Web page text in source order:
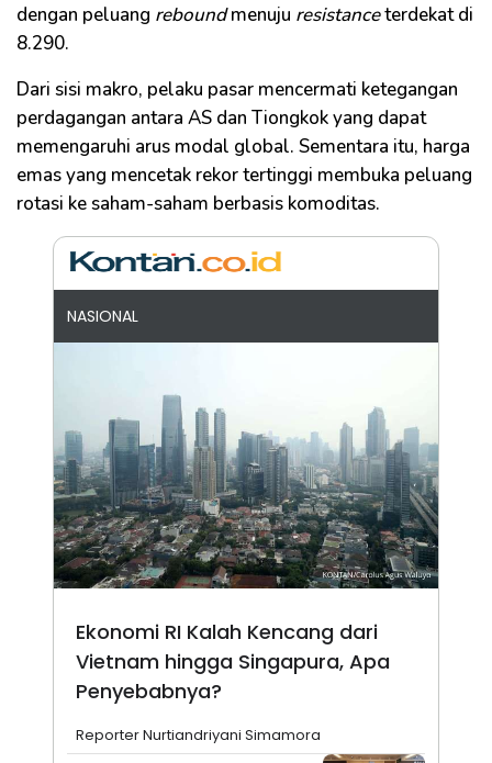
dengan peluang reboundmenuju resistanceterdekat di
8.290.
Dari sisi makro, pelaku pasar mencermati ketegangan
perdagangan antara AS dan Tiongkok yang dapat
memengaruhi arus modal global. Sementara itu, harga
emas yang mencetak rekor tertinggi membuka peluang
rotasi ke saham-saham berbasis komoditas.
NASIONAL
Ekonomi RI Kalah Kencang dari
Vietnam hingga Singapura, Apa
Penyebabnya?
Reporter Nurtiandriyani Simamora